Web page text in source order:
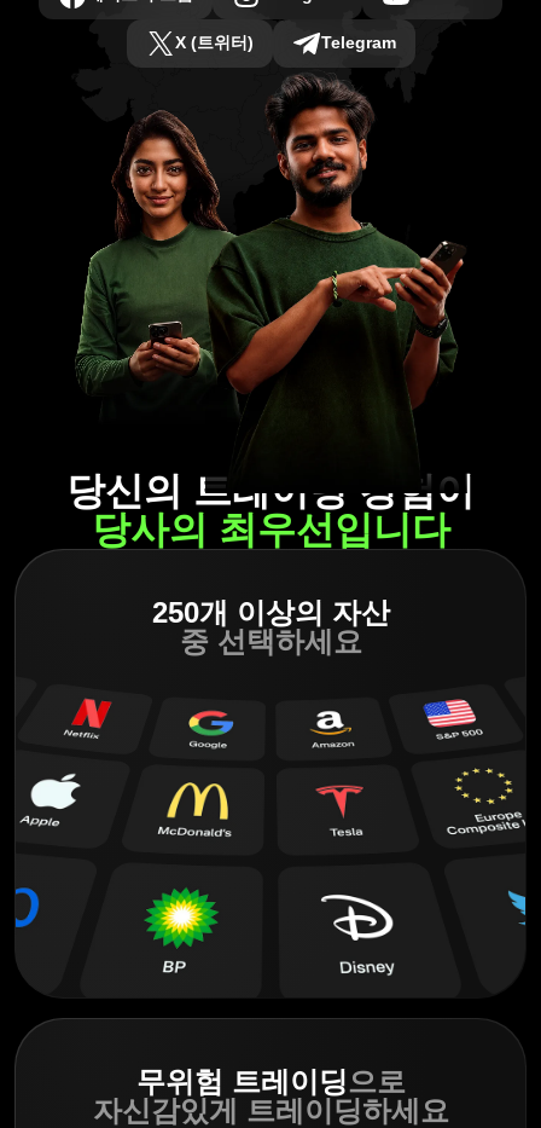
X (트위터) Telegram
당신의 트레이딩 경험이
당사의 최우선입니다
250개 이상의 자산
중 선택하세요
무위험 트레이딩으로
자신감있게 트레이딩하세요